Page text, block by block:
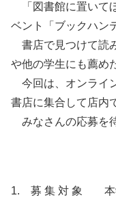
「図書館に置いて
ベント「ブックハン
書店で見つけて読
や他の学生にも薦め
今回は、オンライ
書店に集合して店内
みなさんの応募を
1. 募 集 対 象 本